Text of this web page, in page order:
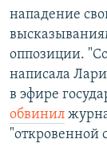
нападение
оппозиции.
написала
в эфире
обвинил
"откровенной